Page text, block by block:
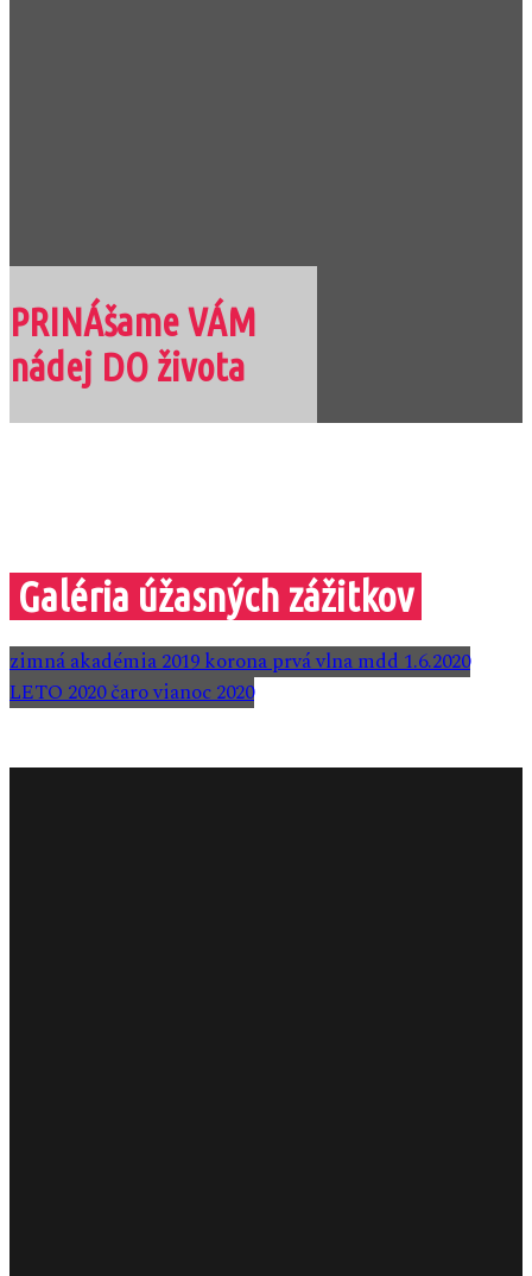
PRINÁšame VÁM
nádej DO života
Galéria úžasných zážitkov
zimná akadémia 2019korona prvá vlnamdd 1.6.2020
LETO 2020čaro vianoc 2020